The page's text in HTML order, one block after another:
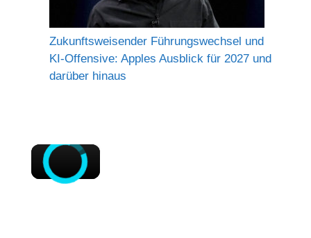
Zukunftsweisender Führungswechsel und
KI-Offensive: Apples Ausblick für 2027 und
darüber hinaus
×